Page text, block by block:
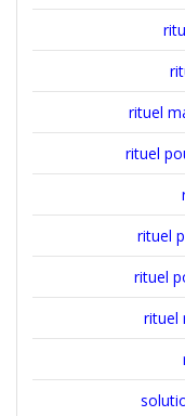
rituel
rituel
rituel
rituel
rituel